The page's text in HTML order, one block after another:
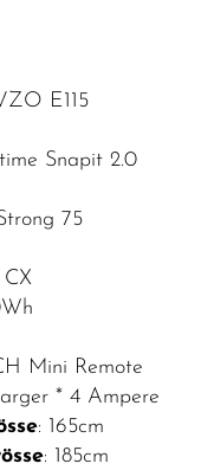
E115
Snapit 2.0
75
Mini Remote
* 4 Ampere
: 165cm
: 185cm